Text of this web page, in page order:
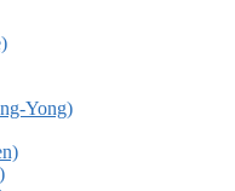
Yong)